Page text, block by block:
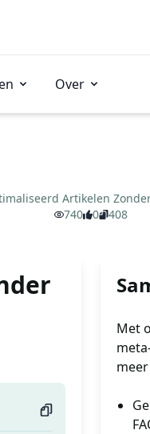
Over
Artikelen
740
0 408
Met